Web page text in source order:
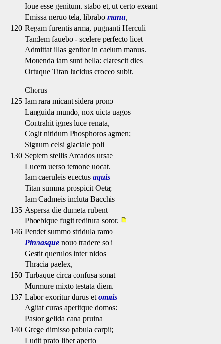
Ioue esse genitum. stabo et, ut certo exeant
Emissa neruo tela, librabo manu,
120 Regam furentis arma, pugnanti Herculi
Tandem fauebo - scelere perfecto licet
Admittat illas genitor in caelum manus.
Mouenda iam sunt bella: clarescit dies
Ortuque Titan lucidus croceo subit.
Chorus
125 Iam rara micant sidera prono
Languida mundo, nox uicta uagos
Contrahit ignes luce renata,
Cogit nitidum Phosphoros agmen;
Signum celsi glaciale poli
130 Septem stellis Arcados ursae
Lucem uerso temone uocat.
Iam caeruleis euectus aquis
Titan summa prospicit Oeta;
Iam Cadmeis incluta Bacchis
135 Aspersa die dumeta rubent
Phoebique fugit reditura soror.
146 Pendet summo stridula ramo
Pinnasque nouo tradere soli
Gestit querulos inter nidos
Thracia paelex,
150 Turbaque circa confusa sonat
Murmure mixto testata diem.
137 Labor exoritur durus et omnis
Agitat curas aperitque domos:
Pastor gelida cana pruina
140 Grege dimisso pabula carpit;
Ludit prato liber aperto